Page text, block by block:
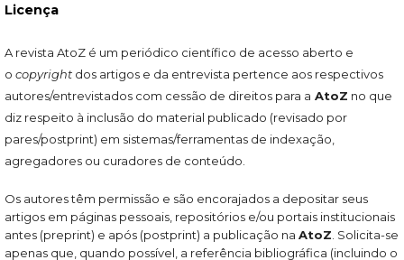
Licença
A revista AtoZ é um periódico científico de acesso aberto e
o copyrightdos artigos e da entrevista pertence aos respectivos
autores/entrevistados com cessão de direitos para a AtoZ no que
diz respeito à inclusão do material publicado (revisado por
pares/postprint) em sistemas/ferramentas de indexação,
agregadores ou curadores de conteúdo.
Os autores têm permissão e são encorajados a depositar seus
artigos em páginas pessoais, repositórios e/ou portais institucionais
antes (preprint) e após (postprint) a publicação na AtoZ . Solicita-se
apenas que, quando possível, a referência bibliográfica (incluindo o